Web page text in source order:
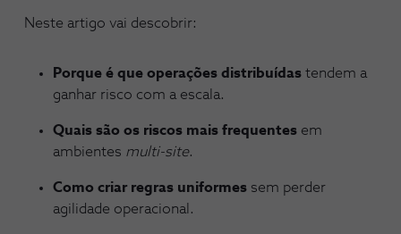
Neste artigo vai descobrir:
Porque é que operações distribuídas tendem a
ganhar risco com a escala.
Quais são os riscos mais frequentes em
ambientes multi-site.
Como criar regras uniformes sem perder
agilidade operacional.